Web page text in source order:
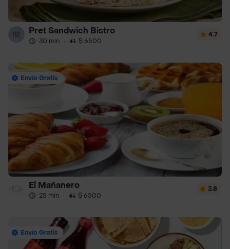
Pret Sandwich Bistro
30 min · $ 6500
4.7
Envío Gratis
El Mañanero
25 min · $ 6500
3.8
Envío Gratis